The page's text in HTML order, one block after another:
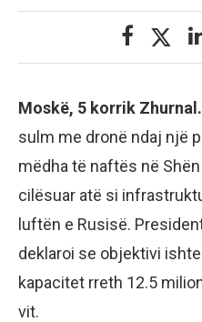
Moskë, 5 korrik
sulm me dronë ndaj një
mëdha të naftës në
cilësuar atë si
luftën e Rusisë.
deklaroi se objektivi
kapacitet rreth 12.5
vit.